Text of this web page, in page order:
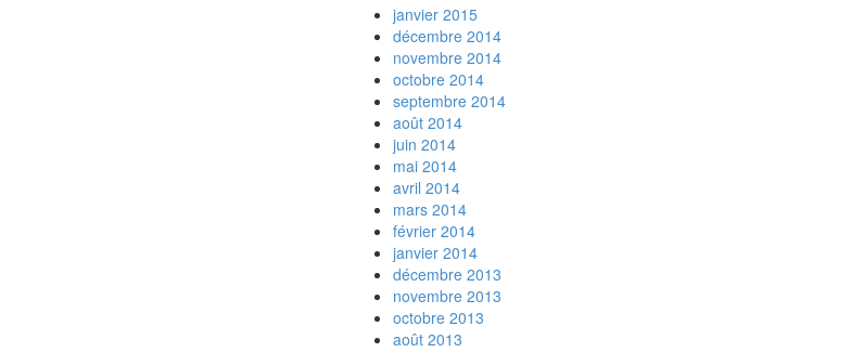
janvier 2015
décembre 2014
novembre 2014
octobre 2014
septembre 2014
août 2014
juin 2014
mai 2014
avril 2014
mars 2014
février 2014
janvier 2014
décembre 2013
novembre 2013
octobre 2013
août 2013